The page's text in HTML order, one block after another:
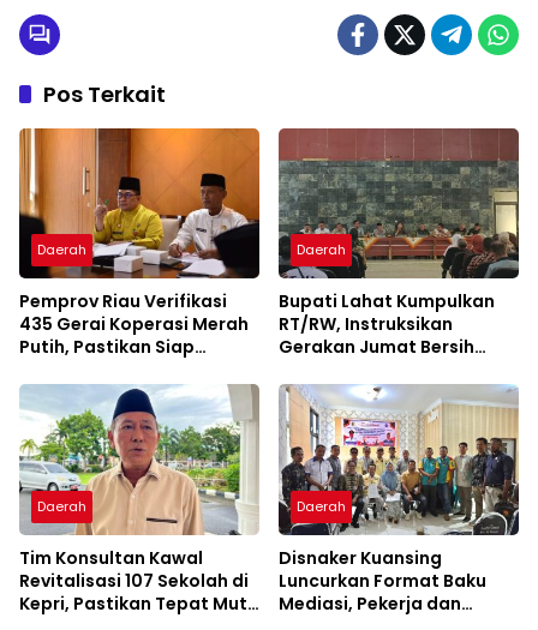
Pos Terkait
Daerah
Pemprov Riau Verifikasi
435 Gerai Koperasi Merah
Putih, Pastikan Siap
Daerah
Bupati Lahat Kumpulkan
RT/RW, Instruksikan
Gerakan Jumat Bersih
Daerah
Tim Konsultan Kawal
Revitalisasi 107 Sekolah di
Kepri, Pastikan Tepat Mutu
Daerah
Disnaker Kuansing
Luncurkan Format Baku
Mediasi, Pekerja dan